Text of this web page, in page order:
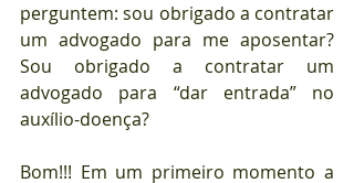
perguntem: sou obrigado a contratar
um advogado para me aposentar?
Sou obrigado a contratar um
advogado para “dar entrada” no
auxílio-doença?
Bom!!! Em um primeiro momento a